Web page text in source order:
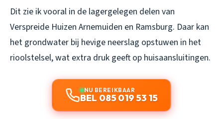
Dit zie ik vooral in de lagergelegen delen van
Verspreide Huizen Arnemuiden en Ramsburg. Daar kan
het grondwater bij hevige neerslag opstuwen in het
rioolstelsel, wat extra druk geeft op huisaansluitingen.
NU BEREIKBAAR
BEL 085 019 53 15